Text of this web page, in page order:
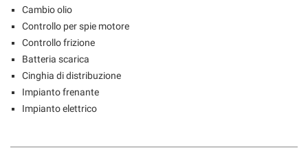
Cambio olio
Controllo per spie motore
Controllo frizione
Batteria scarica
Cinghia di distribuzione
Impianto frenante
Impianto elettrico